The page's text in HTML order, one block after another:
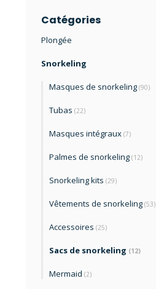
Catégories
Plongée
Snorkeling
Masques de snorkeling (90)
Tubas (22)
Masques intégraux (7)
Palmes de snorkeling (12)
Snorkeling kits (29)
Vêtements de snorkeling (53)
Accessoires (25)
Sacs de snorkeling (12)
Mermaid (2)